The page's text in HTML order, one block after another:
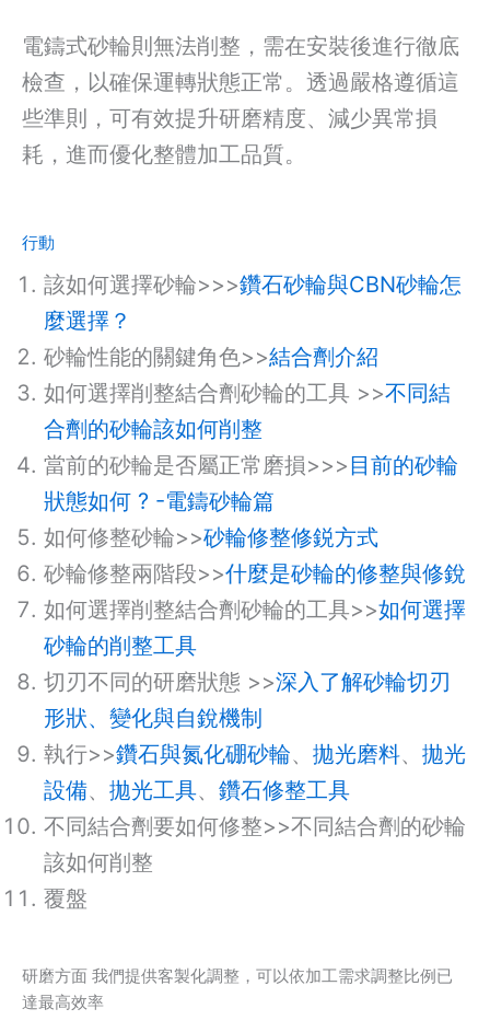
電鑄式砂輪則無法削整，需在安裝後進行徹底
檢查，以確保運轉狀態正常。透過嚴格遵循這
些準則，可有效提升研磨精度、減少異常損
耗，進而優化整體加工品質。
行動
該如何選擇砂輪>>>鑽石砂輪與CBN砂輪怎
麼選擇？
砂輪性能的關鍵角色>>結合劑介紹
如何選擇削整結合劑砂輪的工具 >>不同結
合劑的砂輪該如何削整
當前的砂輪是否屬正常磨損>>>目前的砂輪
狀態如何 ? -電鑄砂輪篇
如何修整砂輪>>砂輪修整修鋭方式
砂輪修整兩階段>>什麼是砂輪的修整與修銳
如何選擇削整結合劑砂輪的工具>>如何選擇
砂輪的削整工具
切刃不同的研磨狀態 >>深入了解砂輪切刃
形狀、變化與自銳機制
執行>>鑽石與氮化硼砂輪、 拋光磨料、 拋光
設備、 拋光工具、 鑽石修整工具
不同結合劑要如何修整>>不同結合劑的砂輪
該如何削整
覆盤
研磨方面 我們提供客製化調整，可以依加工需求調整比例已
達最高效率